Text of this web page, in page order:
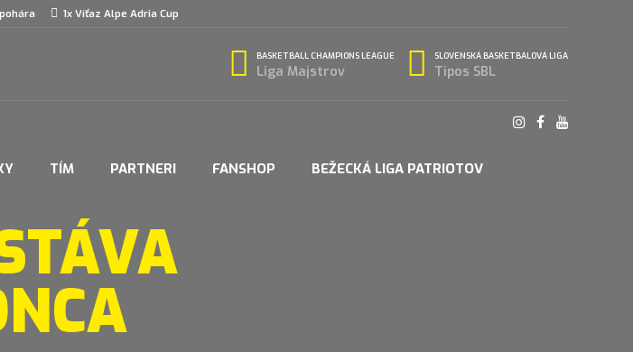
1x Víťaz Alpe Adria Cup
SLOVENSKÁ BASKETBALOVÁ LIGA
Tipos SBL
BASKETBALL CHAMPIONS LEAGUE
Liga Majstrov
TÍM PARTNERI FANSHOP BEŽECKÁ LIGA PATRIOTOV